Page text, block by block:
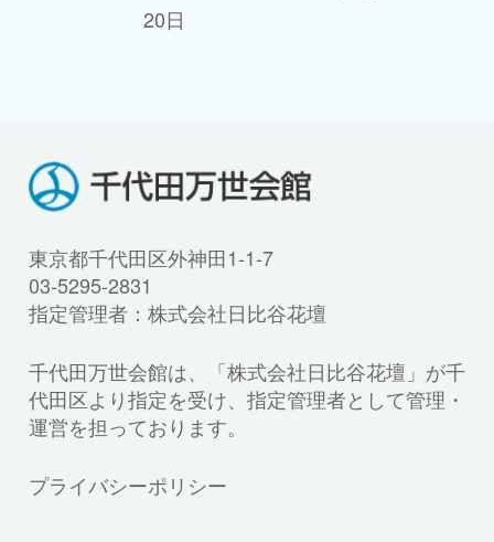
20日
東京都千代田区外神田1-1-7
03-5295-2831
指定管理者：株式会社日比谷花壇
千代田万世会館は、「株式会社日比谷花壇」が千
代田区より指定を受け、指定管理者として管理・
運営を担っております。
プライバシーポリシー